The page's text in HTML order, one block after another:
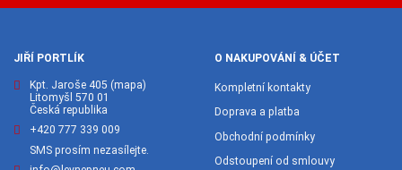
JIŘÍ PORTLÍK
Kpt. Jaroše 405 (mapa)
Litomyšl 570 01
Česká republika
+420 777 339 009
SMS prosím nezasílejte.
O NAKUPOVÁNÍ & ÚČET
Kompletní kontakty
Doprava a platba
Obchodní podmínky
Odstoupení od smlouvy